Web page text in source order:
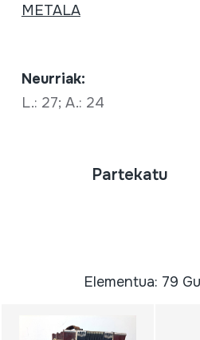
METALA
Neurriak:
L.: 27; A.: 24
Partekatu
Elementua: 79